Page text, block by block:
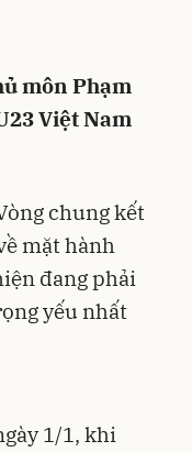
môn Phạm
Việt Nam
chung kết
mặt hành
đang phải
yếu nhất
1/1, khi